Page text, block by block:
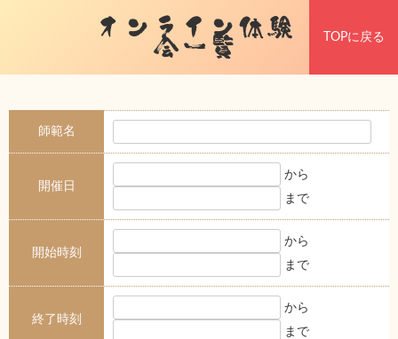
オンライン体験
会一覧 TOPに戻る
師範名
開催日
から
まで
開始時刻
から
まで
終了時刻
から
まで